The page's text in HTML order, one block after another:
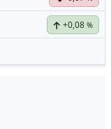
+0,08 %